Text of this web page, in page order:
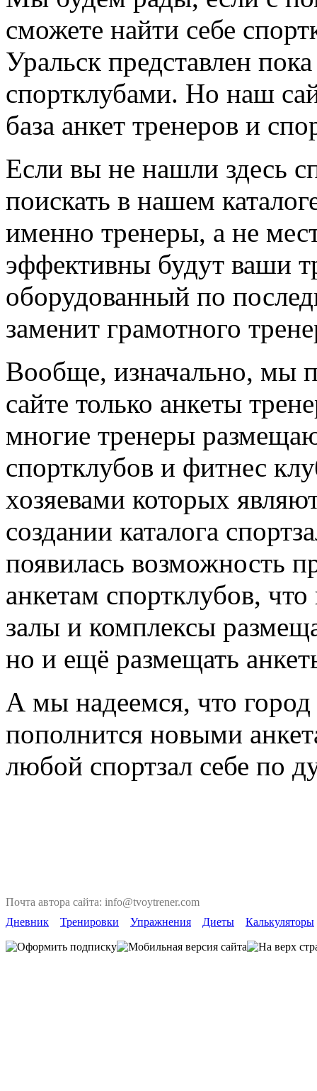
сможете найти себе
Уральск представлен
спортклубами. Но наш
база анкет тренеров и
Если вы не нашли здесь
поискать в нашем
именно тренеры, а не
эффективны будут ваши
оборудованный по
заменит грамотного
Вообще, изначально, мы
сайте только анкеты
многие тренеры
спортклубов и фитнес
хозяевами которых
создании каталога
появилась возможность
анкетам спортклубов,
залы и комплексы
но и ещё размещать
А мы надеемся, что
пополнится новыми
любой спортзал себе по
Почта автора сайта: info@tvoytrener.com
Дневник
Тренировки Упражнения Диеты Калькуляторы